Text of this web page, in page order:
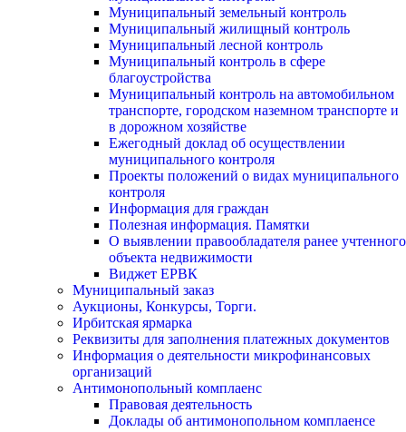
Муниципальный земельный контроль
Муниципальный жилищный контроль
Муниципальный лесной контроль
Муниципальный контроль в сфере
благоустройства
Муниципальный контроль на автомобильном
транспорте, городском наземном транспорте и
в дорожном хозяйстве
Ежегодный доклад об осуществлении
муниципального контроля
Проекты положений о видах муниципального
контроля
Информация для граждан
Полезная информация. Памятки
О выявлении правообладателя ранее учтенного
объекта недвижимости
Виджет ЕРВК
Муниципальный заказ
Аукционы, Конкурсы, Торги.
Ирбитская ярмарка
Реквизиты для заполнения платежных документов
Информация о деятельности микрофинансовых
организаций
Антимонопольный комплаенс
Правовая деятельность
Доклады об антимонопольном комплаенсе